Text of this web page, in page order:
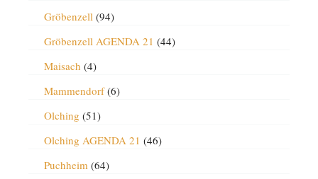
Gröbenzell(94)
Gröbenzell AGENDA 21 (44)
Maisach (4)
Mammendorf(6)
Olching (51)
Olching AGENDA 21 (46)
Puchheim(64)